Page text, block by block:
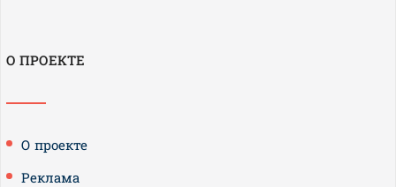
О ПРОЕКТЕ
О проекте
Реклама